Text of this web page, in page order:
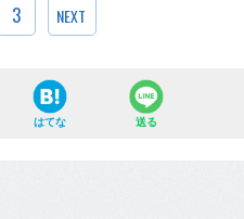
3 NEXT
はてな 送る